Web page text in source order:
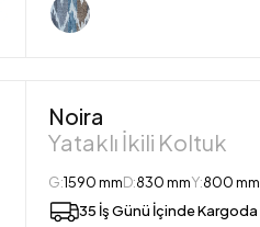
Noira
Yataklı İkili Koltuk
G:1590 mmD:830 mmY:800 mm
35 İş Günü İçinde Kargoda